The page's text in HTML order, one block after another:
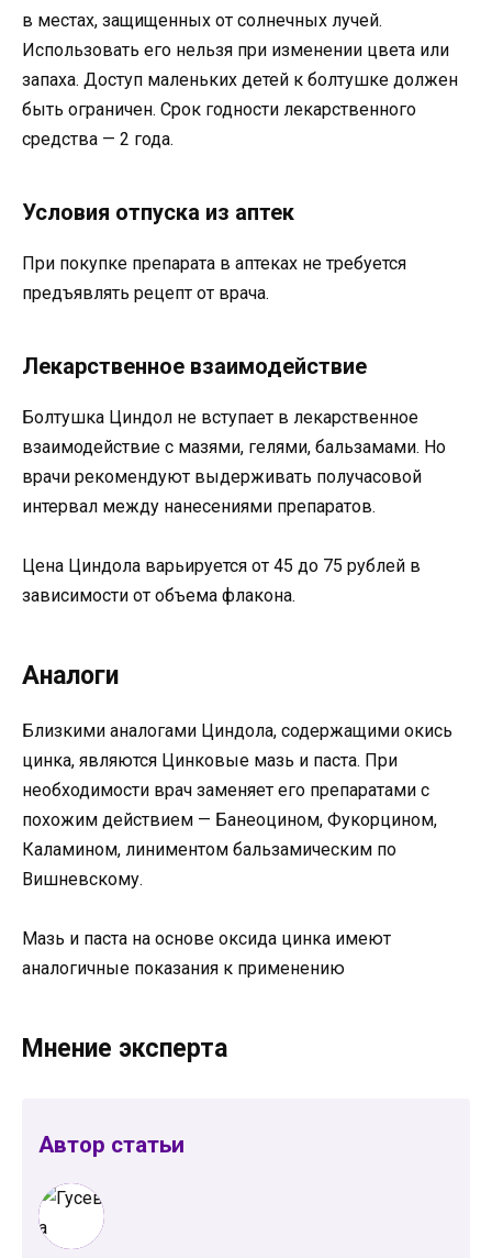
в местах, защищенных от солнечных лучей.
Использовать его нельзя при изменении цвета или
запаха. Доступ маленьких детей к болтушке должен
быть ограничен. Срок годности лекарственного
средства — 2 года.
Условия отпуска из аптек
При покупке препарата в аптеках не требуется
предъявлять рецепт от врача.
Лекарственное взаимодействие
Болтушка Циндол не вступает в лекарственное
взаимодействие с мазями, гелями, бальзамами. Но
врачи рекомендуют выдерживать получасовой
интервал между нанесениями препаратов.
Цена Циндола варьируется от 45 до 75 рублей в
зависимости от объема флакона.
Аналоги
Близкими аналогами Циндола, содержащими окись
цинка, являются Цинковые мазь и паста. При
необходимости врач заменяет его препаратами с
похожим действием — Банеоцином, Фукорцином,
Каламином, линиментом бальзамическим по
Вишневскому.
Мазь и паста на основе оксида цинка имеют
аналогичные показания к применению
Мнение эксперта
Автор статьи